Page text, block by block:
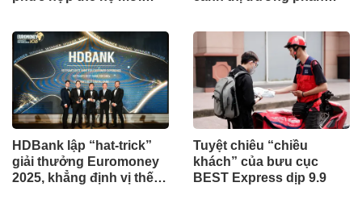
Yên
HDBank lập “hat-trick”
giải thưởng Euromoney
2025, khẳng định vị thế
Tuyệt chiêu “chiều
khách” của bưu cục
BEST Express dịp 9.9